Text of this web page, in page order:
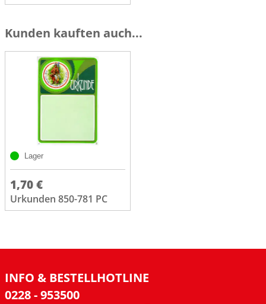
Kunden kauften auch...
Lager
1,70 €
Urkunden 850-781 PC
INFO & BESTELLHOTLINE
0228 - 953500